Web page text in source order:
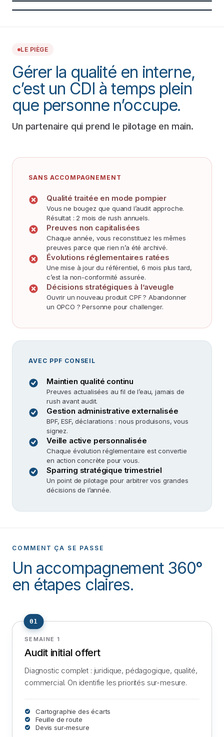
LE PIÈGE
Gérer la qualité en interne,
c’est un CDI à temps plein
que personne n’occupe.
Un partenaire qui prend le pilotage en main.
SANS ACCOMPAGNEMENT
Qualité traitée en mode pompier
Vous ne bougez que quand l’audit approche.
Résultat : 2 mois de rush annuels.
Preuves non capitalisées
Chaque année, vous reconstituez les mêmes
preuves parce que rien n’a été archivé.
Évolutions réglementaires ratées
Une mise à jour du référentiel, 6 mois plus tard,
c’est la non-conformité assurée.
Décisions stratégiques à l’aveugle
Ouvrir un nouveau produit CPF ? Abandonner
un OPCO ? Personne pour challenger.
AVEC PPF CONSEIL
Maintien qualité continu
Preuves actualisées au fil de l’eau, jamais de
rush avant audit.
Gestion administrative externalisée
BPF, ESF, déclarations : nous produisons, vous
signez.
Veille active personnalisée
Chaque évolution réglementaire est convertie
en action concrète pour vous.
Sparring stratégique trimestriel
Un point de pilotage pour arbitrer vos grandes
décisions de l’année.
COMMENT ÇA SE PASSE
Un accompagnement 360°
en étapes claires.
01
SEMAINE 1
Audit initial offert
Diagnostic complet : juridique, pédagogique, qualité,
commercial. On identifie les priorités sur-mesure.
Cartographie des écarts
Feuille de route
Devis sur-mesure